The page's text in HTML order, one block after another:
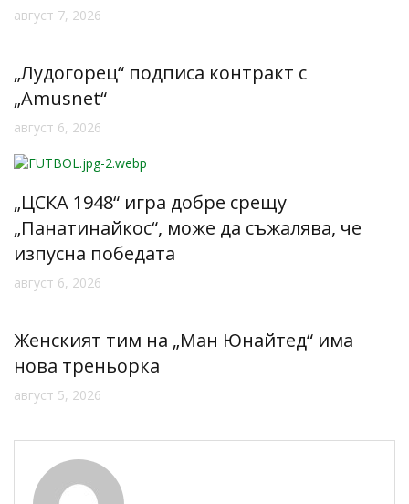
август 7, 2026
„Лудогорец“ подписа контракт с
„Amusnet“
август 6, 2026
„ЦСКА 1948“ игра добре срещу
„Панатинайкос“, може да съжалява, че
изпусна победата
август 6, 2026
Женският тим на „Ман Юнайтед“ има
нова треньорка
август 5, 2026